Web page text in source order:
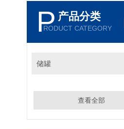
P 产品分类
RODUCT CATEGORY
储罐
查看全部